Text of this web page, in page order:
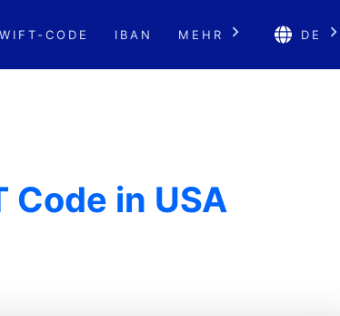
CODE IBAN MEHR DE
Code in USA